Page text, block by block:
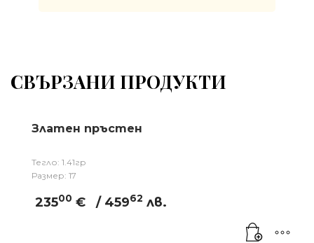
СВЪРЗАНИ ПРОДУКТИ
Златен пръстен
Тегло: 1.41гр
Размер: 17
23500 € / 45962 лв.